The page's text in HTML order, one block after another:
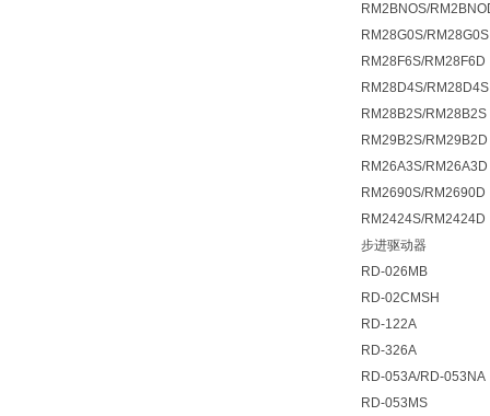
RM2BNOS/
RM28G0S/RM28G0S
RM28F6S/RM28F6D
RM28D4S/RM28D4S
RM28B2S/RM28B2S
RM29B2S/
RM26A3S/RM26A3D
RM2690S/RM2690D
RM2424S/RM2424D
步进驱动器
RD-026MB
RD-02CMSH
RD-122A
RD-326A
RD-053A/RD-053NA
RD-053MS